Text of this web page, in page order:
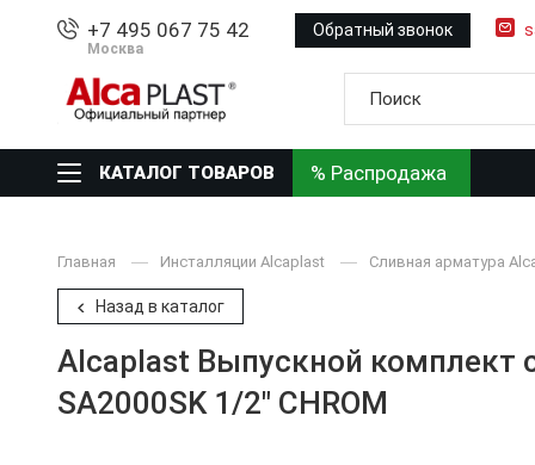
+7 495 067 75 42
Москва
Обратный звонок
КАТАЛОГ ТОВАРОВ % Распродажа
Главная Инсталляции Alcaplast Сливная арматура
Назад в каталог
Alcaplast Выпускной комплект
SA2000SK 1/2" CHROM